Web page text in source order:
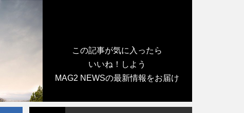
この記事が気に入ったら
いいね！しよう
MAG2 NEWSの最新情報をお届け